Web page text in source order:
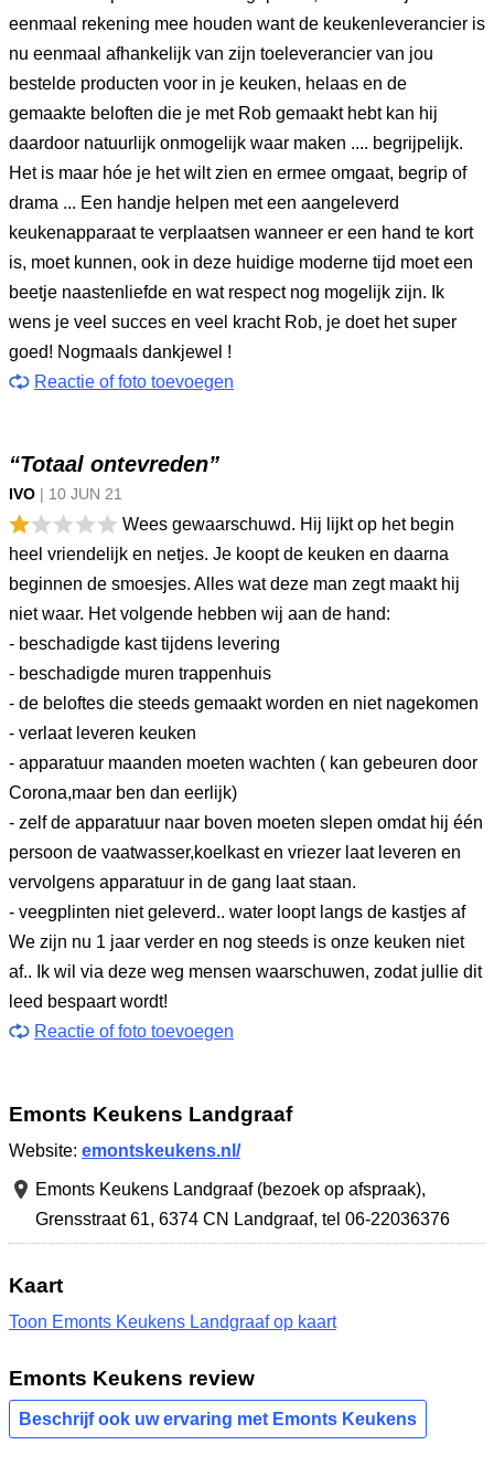
eenmaal rekening mee houden want de keukenleverancier is
nu eenmaal afhankelijk van zijn toeleverancier van jou
bestelde producten voor in je keuken, helaas en de
gemaakte beloften die je met Rob gemaakt hebt kan hij
daardoor natuurlijk onmogelijk waar maken .... begrijpelijk.
Het is maar hóe je het wilt zien en ermee omgaat, begrip of
drama ... Een handje helpen met een aangeleverd
keukenapparaat te verplaatsen wanneer er een hand te kort
is, moet kunnen, ook in deze huidige moderne tijd moet een
beetje naastenliefde en wat respect nog mogelijk zijn. Ik
wens je veel succes en veel kracht Rob, je doet het super
goed! Nogmaals dankjewel !
Reactie of foto toevoegen
“Totaal ontevreden”
IVO | 10 JUN 21
Wees gewaarschuwd. Hij lijkt op het begin
heel vriendelijk en netjes. Je koopt de keuken en daarna
beginnen de smoesjes. Alles wat deze man zegt maakt hij
niet waar. Het volgende hebben wij aan de hand:
- beschadigde kast tijdens levering
- beschadigde muren trappenhuis
- de beloftes die steeds gemaakt worden en niet nagekomen
- verlaat leveren keuken
- apparatuur maanden moeten wachten ( kan gebeuren door
Corona,maar ben dan eerlijk)
- zelf de apparatuur naar boven moeten slepen omdat hij één
persoon de vaatwasser,koelkast en vriezer laat leveren en
vervolgens apparatuur in de gang laat staan.
- veegplinten niet geleverd.. water loopt langs de kastjes af
We zijn nu 1 jaar verder en nog steeds is onze keuken niet
af.. Ik wil via deze weg mensen waarschuwen, zodat jullie dit
leed bespaart wordt!
Reactie of foto toevoegen
Emonts Keukens Landgraaf
Website: emontskeukens.nl/
Emonts Keukens Landgraaf (bezoek op afspraak),
Grensstraat 61, 6374 CN Landgraaf, tel 06-22036376
Kaart
Toon Emonts Keukens Landgraaf op kaart
Emonts Keukens review
Beschrijf ook uw ervaring met Emonts Keukens